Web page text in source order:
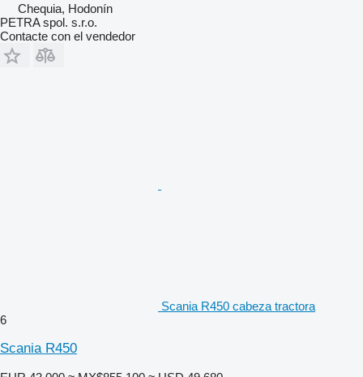
Chequia, Hodonín
PETRA spol. s.r.o.
Contacte con el vendedor
Scania R450 cabeza tractora
6
Scania R450